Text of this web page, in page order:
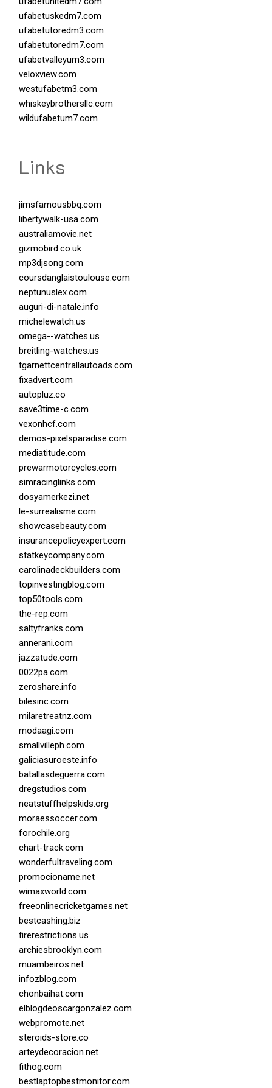
ufabetuskedm7.com
ufabetutoredm3.com
ufabetutoredm7.com
ufabetvalleyum3.com
veloxview.com
westufabetm3.com
whiskeybrothersllc.com
wildufabetum7.com
Links
jimsfamousbbq.com
libertywalk-usa.com
australiamovie.net
gizmobird.co.uk
mp3djsong.com
coursdanglaistoulouse.com
neptunuslex.com
auguri-di-natale.info
michelewatch.us
omega--watches.us
breitling-watches.us
tgarnettcentrallautoads.com
fixadvert.com
autopluz.co
save3time-c.com
vexonhcf.com
demos-pixelsparadise.com
mediatitude.com
prewarmotorcycles.com
simracinglinks.com
dosyamerkezi.net
le-surrealisme.com
showcasebeauty.com
insurancepolicyexpert.com
statkeycompany.com
carolinadeckbuilders.com
topinvestingblog.com
top50tools.com
the-rep.com
saltyfranks.com
annerani.com
jazzatude.com
0022pa.com
zeroshare.info
bilesinc.com
milaretreatnz.com
modaagi.com
smallvilleph.com
galiciasuroeste.info
batallasdeguerra.com
dregstudios.com
neatstuffhelpskids.org
moraessoccer.com
forochile.org
chart-track.com
wonderfultraveling.com
promocioname.net
wimaxworld.com
freeonlinecricketgames.net
bestcashing.biz
firerestrictions.us
archiesbrooklyn.com
muambeiros.net
infozblog.com
chonbaihat.com
elblogdeoscargonzalez.com
webpromote.net
steroids-store.co
arteydecoracion.net
fithog.com
bestlaptopbestmonitor.com